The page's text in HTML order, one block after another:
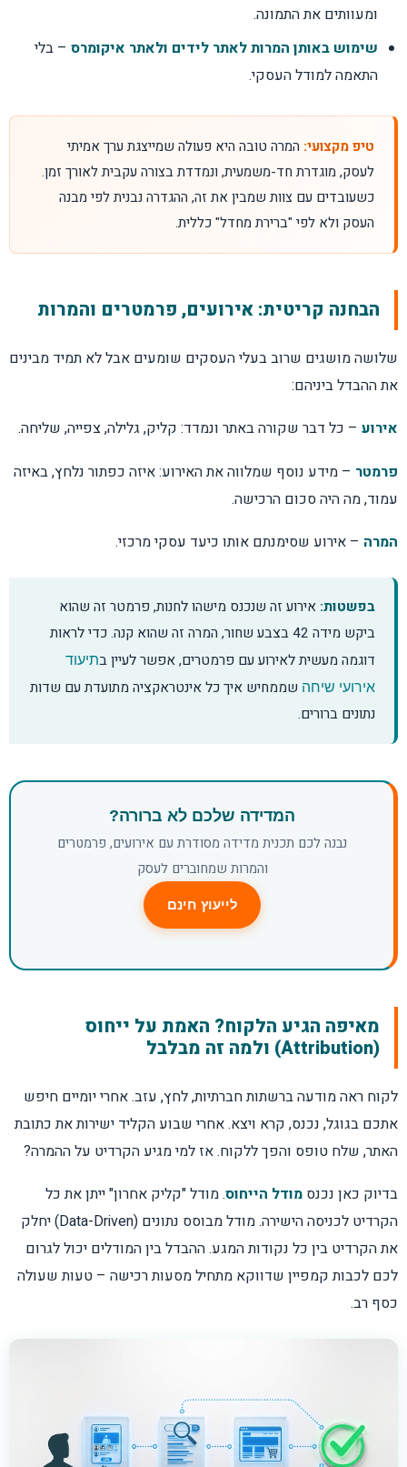
ומעוותים את התמונה.
שימוש באותן המרות לאתר לידים ולאתר איקומרס – בלי
התאמה למודל העסקי.
טיפ מקצועי: המרה טובה היא פעולה שמייצגת ערך אמיתי
לעסק, מוגדרת חד-משמעית, ונמדדת בצורה עקבית לאורך זמן.
כשעובדים עם צוות שמבין את זה, ההגדרה נבנית לפי מבנה
העסק ולא לפי "ברירת מחדל" כללית.
הבחנה קריטית: אירועים, פרמטרים והמרות
שלושה מושגים שרוב בעלי העסקים שומעים אבל לא תמיד מבינים
את ההבדל ביניהם:
אירוע – כל דבר שקורה באתר ונמדד: קליק, גלילה, צפייה, שליחה.
פרמטר – מידע נוסף שמלווה את האירוע: איזה כפתור נלחץ, באיזה
עמוד, מה היה סכום הרכישה.
המרה – אירוע שסימנתם אותו כיעד עסקי מרכזי.
בפשטות: אירוע זה שנכנס מישהו לחנות, פרמטר זה שהוא
ביקש מידה 42 בצבע שחור, המרה זה שהוא קנה. כדי לראות
דוגמה מעשית לאירוע עם פרמטרים, אפשר לעיין בתיעוד
אירועי שיחה שממחיש איך כל אינטראקציה מתועדת עם שדות
נתונים ברורים.
המדידה שלכם לא ברורה?
נבנה לכם תכנית מדידה מסודרת עם אירועים, פרמטרים
והמרות שמחוברים לעסק
לייעוץ חינם
מאיפה הגיע הלקוח? האמת על ייחוס
(Attribution) ולמה זה מבלבל
לקוח ראה מודעה ברשתות חברתיות, לחץ, עזב. אחרי יומיים חיפש
אתכם בגוגל, נכנס, קרא ויצא. אחרי שבוע הקליד ישירות את כתובת
האתר, שלח טופס והפך ללקוח. אז למי מגיע הקרדיט על ההמרה?
בדיוק כאן נכנס מודל הייחוס. מודל "קליק אחרון" ייתן את כל
הקרדיט לכניסה הישירה. מודל מבוסס נתונים (Data-Driven) יחלק
את הקרדיט בין כל נקודות המגע. ההבדל בין המודלים יכול לגרום
לכם לכבות קמפיין שדווקא מתחיל מסעות רכישה – טעות שעולה
כסף רב.